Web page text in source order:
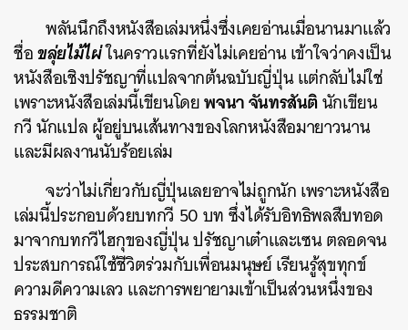
พลันนึกถึงหนังสือเล่มหนึ่งซึ่งเคยอ่านเมื่อนานมาแล้ว
ชื่อขลุ่ยไม้ไผ่ในคราวแรกที่ยังไม่เคยอ่าน เข้าใจว่าคงเป็น
หนังสือเชิงปรัชญาที่แปลจากต้นฉบับญี่ปุ่น แต่กลับไม่ใช่
เพราะหนังสือเล่มนี้เขียนโดยพจนา จันทรสันตินักเขียน
กวี นักแปล ผู้อยู่บนเส้นทางของโลกหนังสือมายาวนาน
และมีผลงานนับร้อยเล่ม
จะว่าไม่เกี่ยวกับญี่ปุ่นเลยอาจไม่ถูกนัก เพราะหนังสือ
เล่มนี้ประกอบด้วยบทกวี 50 บท ซึ่งได้รับอิทธิพลสืบทอด
มาจากบทกวีไฮกุของญี่ปุ่น ปรัชญาเต๋าและเซน ตลอดจน
ประสบการณ์ใช้ชีวิตร่วมกับเพื่อนมนุษย์ เรียนรู้สุขทุกข์
ความดีความเลว และการพยายามเข้าเป็นส่วนหนึ่งของ
ธรรมชาติ